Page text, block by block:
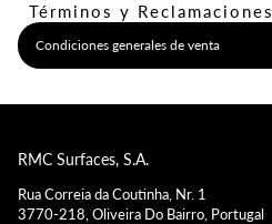
Términos y Reclamaciones
Condiciones generales de venta
RMC Surfaces, S.A.
Rua Correia da Coutinha, Nr. 1
3770-218, Oliveira Do Bairro, Portugal